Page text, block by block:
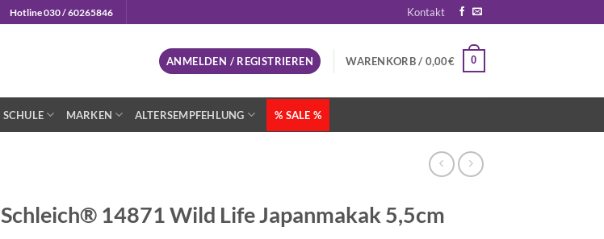
Hotline 030 / 60265846 Kontakt
ANMELDEN / REGISTRIEREN WARENKORB / 0,00€ 0
SCHULE MARKEN ALTERSEMPFEHLUNG % SALE %
Schleich® 14871 Wild Life Japanmakak 5,5cm